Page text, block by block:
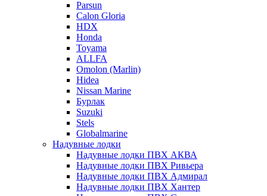
Parsun
Calon Gloria
HDX
Honda
Toyama
ALLFA
Omolon (Marlin)
Hidea
Nissan Marine
Бурлак
Suzuki
Stels
Globalmarine
Надувные лодки
Надувные лодки ПВХ АКВА
Надувные лодки ПВХ Ривьера
Надувные лодки ПВХ Адмирал
Надувные лодки ПВХ Хантер